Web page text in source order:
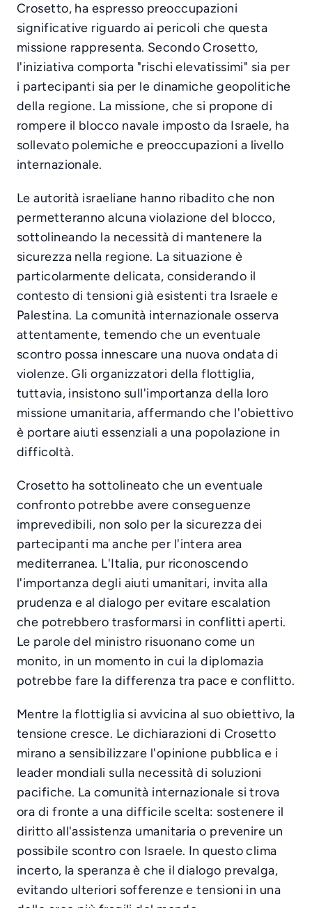
Crosetto, ha espresso preoccupazioni
significative riguardo ai pericoli che questa
missione rappresenta. Secondo Crosetto,
l'iniziativa comporta "rischi elevatissimi" sia per
i partecipanti sia per le dinamiche geopolitiche
della regione. La missione, che si propone di
rompere il blocco navale imposto da Israele, ha
sollevato polemiche e preoccupazioni a livello
internazionale.
Le autorità israeliane hanno ribadito che non
permetteranno alcuna violazione del blocco,
sottolineando la necessità di mantenere la
sicurezza nella regione. La situazione è
particolarmente delicata, considerando il
contesto di tensioni già esistenti tra Israele e
Palestina. La comunità internazionale osserva
attentamente, temendo che un eventuale
scontro possa innescare una nuova ondata di
violenze. Gli organizzatori della flottiglia,
tuttavia, insistono sull'importanza della loro
missione umanitaria, affermando che l'obiettivo
è portare aiuti essenziali a una popolazione in
difficoltà.
Crosetto ha sottolineato che un eventuale
confronto potrebbe avere conseguenze
imprevedibili, non solo per la sicurezza dei
partecipanti ma anche per l'intera area
mediterranea. L'Italia, pur riconoscendo
l'importanza degli aiuti umanitari, invita alla
prudenza e al dialogo per evitare escalation
che potrebbero trasformarsi in conflitti aperti.
Le parole del ministro risuonano come un
monito, in un momento in cui la diplomazia
potrebbe fare la differenza tra pace e conflitto.
Mentre la flottiglia si avvicina al suo obiettivo, la
tensione cresce. Le dichiarazioni di Crosetto
mirano a sensibilizzare l'opinione pubblica e i
leader mondiali sulla necessità di soluzioni
pacifiche. La comunità internazionale si trova
ora di fronte a una difficile scelta: sostenere il
diritto all'assistenza umanitaria o prevenire un
possibile scontro con Israele. In questo clima
incerto, la speranza è che il dialogo prevalga,
evitando ulteriori sofferenze e tensioni in una